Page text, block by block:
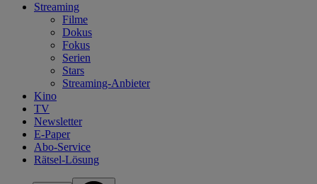
Streaming
Filme
Dokus
Fokus
Serien
Stars
Streaming-Anbieter
Kino
TV
Newsletter
E-Paper
Abo-Service
Rätsel-Lösung